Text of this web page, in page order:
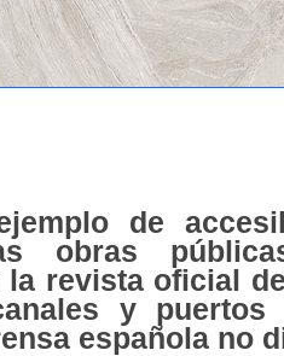
de
obras
la revista oficial
y
española no